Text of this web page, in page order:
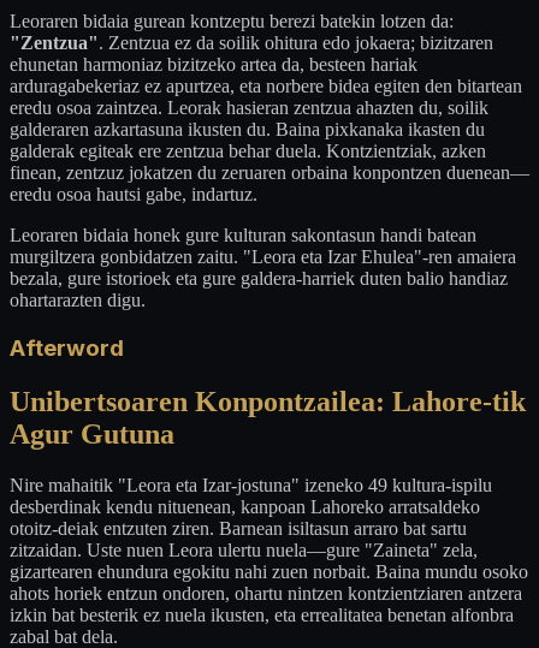
Leoraren bidaia gurean kontzeptu berezi batekin lotzen da:
"Zentzua". Zentzua ez da soilik ohitura edo jokaera; bizitzaren
ehunetan harmoniaz bizitzeko artea da, besteen hariak
arduragabekeriaz ez apurtzea, eta norbere bidea egiten den bitartean
eredu osoa zaintzea. Leorak hasieran zentzua ahazten du, soilik
galderaren azkartasuna ikusten du. Baina pixkanaka ikasten du
galderak egiteak ere zentzua behar duela. Kontzientziak, azken
finean, zentzuz jokatzen du zeruaren orbaina konpontzen duenean—
eredu osoa hautsi gabe, indartuz.
Leoraren bidaia honek gure kulturan sakontasun handi batean
murgiltzera gonbidatzen zaitu. "Leora eta Izar Ehulea"-ren amaiera
bezala, gure istorioek eta gure galdera-harriek duten balio handiaz
ohartarazten digu.
Afterword
Unibertsoaren Konpontzailea: Lahore-tik
Agur Gutuna
Nire mahaitik "Leora eta Izar-jostuna" izeneko 49 kultura-ispilu
desberdinak kendu nituenean, kanpoan Lahoreko arratsaldeko
otoitz-deiak entzuten ziren. Barnean isiltasun arraro bat sartu
zitzaidan. Uste nuen Leora ulertu nuela—gure "Zaineta" zela,
gizartearen ehundura egokitu nahi zuen norbait. Baina mundu osoko
ahots horiek entzun ondoren, ohartu nintzen kontzientziaren antzera
izkin bat besterik ez nuela ikusten, eta errealitatea benetan alfonbra
zabal bat dela.